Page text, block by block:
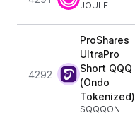
JOULE
4292
ProShares
UltraPro
Short QQQ
(Ondo
Tokenized)
SQQQON